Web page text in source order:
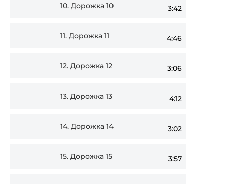
10. Дорожка 10 3:42
11. Дорожка 11 4:46
12. Дорожка 12 3:06
13. Дорожка 13 4:12
14. Дорожка 14 3:02
15. Дорожка 15 3:57